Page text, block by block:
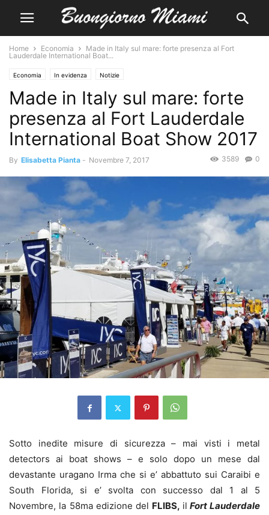
Home Economia
Made in Italy sul mare: forte presenza al Fort
Lauderdale International Boat...
Economia In evidenza Notizie
Made in Italy sul mare: forte
presenza al Fort Lauderdale
International Boat Show 2017
By Elisabetta Pianta - Novembre 7, 2017 0
3589
Sotto inedite misure di sicurezza – mai visti i metal
detectors ai boat shows – e solo dopo un mese dal
devastante uragano Irma che si e’ abbattuto sui Caraibi e
South Florida, si e’ svolta con successo dal 1 al 5
Novembre, la 58ma edizione del FLIBS, il Fort Lauderdale